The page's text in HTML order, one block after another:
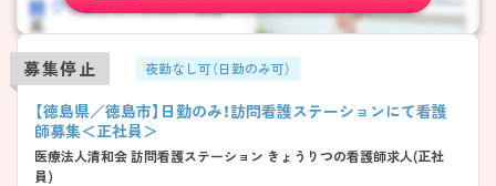
募集停止 夜勤なし可（日勤のみ可）
【徳島県／徳島市】日勤のみ！訪問看護ステーションにて看護
師募集＜正社員＞
医療法人清和会 訪問看護ステーション きょうりつの看護師求人(正社
員)